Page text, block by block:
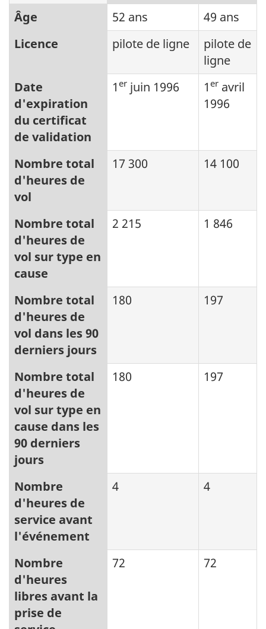
Âge
52 ans
49 ans
Licence
pilote de ligne
pilote de
ligne
Date
d'expiration
du certificat
de validation
1 er juin 1996 1 er avril
1996
Nombre total
d'heures de
vol
17 300 14 100
Nombre total
d'heures de
vol sur type en
cause
2 215 1 846
Nombre total
d'heures de
vol dans les 90
derniers jours
180 197
Nombre total
d'heures de
vol sur type en
cause dans les
90 derniers
jours
180 197
Nombre
d'heures de
service avant
l'événement
4 4
Nombre
d'heures
libres avant la
prise de
72 72